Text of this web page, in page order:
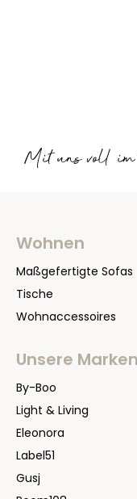
Mit uns voll
Wohnen
Maßgefertigte Sofas
Tische
Wohnaccessoires
Unsere Marken
By-Boo
Light & Living
Eleonora
Label51
Gusj